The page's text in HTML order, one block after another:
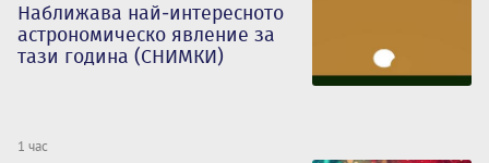
Наближава най-интересното
астрономическо явление за
тази година (СНИМКИ)
1 час